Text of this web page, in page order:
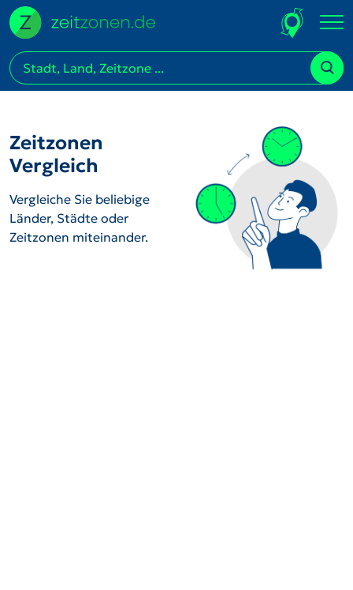
Zeitzonen
Vergleich
Vergleiche Sie beliebige
Länder, Städte oder
Zeitzonen miteinander.